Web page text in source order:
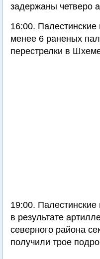
задержаны четверо
16:00.
менее 6 раненых
перестрелки в
19:00. Палестинские
в результате
северного района
получили трое